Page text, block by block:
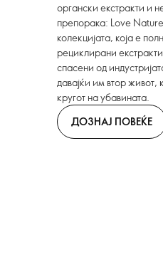
органски екстракти и
препорака: Love
колекцијата, која е
рециклирани
спасени од
давајќи им втор живот,
кругот на убавината.
ДОЗНАЈ ПОВЕЌЕ